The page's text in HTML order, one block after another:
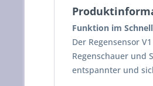
Funktion im
Der Regensensor
Regenschauer und
entspannter und